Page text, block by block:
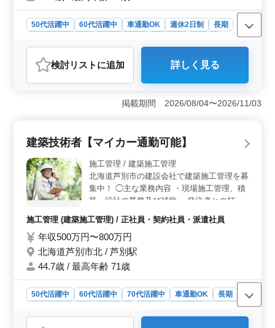
極採用中！ シニア層のご応募もお待ちして
おります。60代の技術者も活躍中です！
50代活躍中 60代活躍中 車通勤OK 週休2日制
長期
おすすめポイント
＜豊富な業務経験を活かす＞ 発注者として工事発注業
務や協力会社との指示確認、請負工事の資料作成など、
幅広い業務を担当します。経験豊富な技術者がチームを
間を大切にできます。マイカー通勤可能で交通費は全額
支給されるため、通勤の負担を軽減できます。単身赴任
可能な方には、寮や社宅の提供もあります。 ＜シニ
ア層の活躍＞ シニア層の方々が活躍し、50代や60代の
技術者も多く在籍しています。経験を活かしてキャリア
を築くチャンスです。60代の技術者も積極的に募集して
おり、経験豊富な方々のご応募をお待ちしています。
検討リスト に追加 詳しく見る
掲載期間 2026/08/04〜2026/11/03
建築技術者【マイカー通勤可能】
施工管理 / 建築施工管理
北海道芦別市の建設会社で建築施工管理を募
集中！ ◯主な業務内容 ・現場施工管理、積
算、設計の業務及び補助 ・発注者との打ち
ード、ＣＡＤ等のパソコン操作あり ※主に
芦別市近郊における建築工事に係る ＊昇
給・賞与は業績と勤務状況に応じて変動しま
す ＊マイカー通勤：無料駐車場有り ＊50歳
方、建築施工管理経験20年以上の方は条件
面優遇します！ 今まで培ってきたスキルを
施工管理 (建築施工管理) / 正社員・契約社員・派遣社員
年収500万円〜800万円
北海道芦別市北 / 芦別駅
44.7歳 / 最高年齢 71歳
50代活躍中 60代活躍中 70代活躍中 車通勤OK
長期
派遣社員